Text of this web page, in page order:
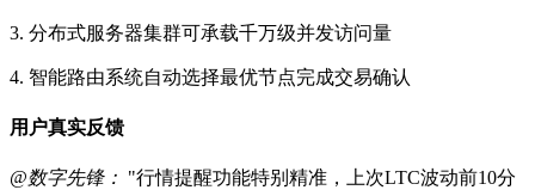
3. 分布式服务器集群可承载千万级并发访问量
4. 智能路由系统自动选择最优节点完成交易确认
用户真实反馈
@数字先锋： "行情提醒功能特别精准，上次LTC波动前10分